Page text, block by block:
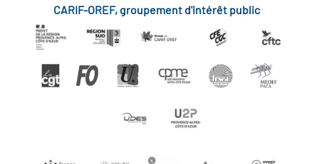
CARIF-OREF, groupement d'intérêt public